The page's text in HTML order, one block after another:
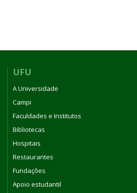
UFU
A Universidade
Campi
Faculdades e Institutos
Bibliotecas
Hospitais
Restaurantes
Fundações
Apoio estudantil